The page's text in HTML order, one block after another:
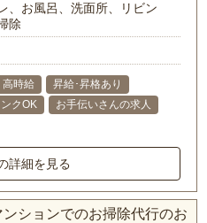
、お風呂、洗面所、リビン
除
高時給
昇給･昇格あり
クOK
お手伝いさんの求人
詳細を見る
ションでのお掃除代行のお